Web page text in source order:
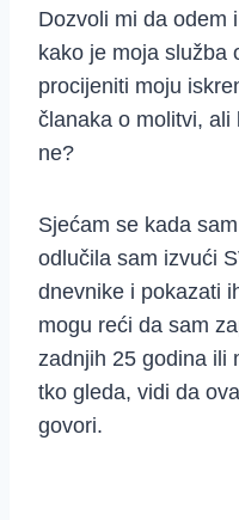
Dozvoli mi da odem
kako je moja služba
procijeniti moju
članaka o molitvi, ali
ne?
Sjećam se kada
odlučila sam izvući
dnevnike i pokazati
mogu reći da sam
zadnjih 25 godina ili
tko gleda, vidi da
govori.